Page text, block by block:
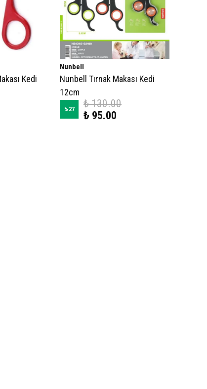
Kedi
Nunbell
Nunbell Tırnak Makası Kedi
12cm
%27
₺ 130.00
₺ 95.00